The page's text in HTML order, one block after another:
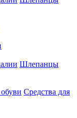
Шлепанцы
Средства для